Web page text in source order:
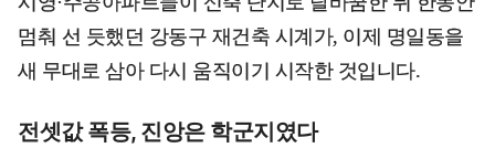
멈춰 선 듯했던 강동구 재건축 시계가, 이제 명일동을
새 무대로 삼아 다시 움직이기 시작한 것입니다.
전셋값 폭등, 진앙은 학군지였다